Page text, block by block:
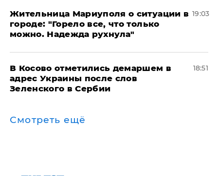
Жительница Мариуполя о ситуации в
городе: "Горело все, что только
можно. Надежда рухнула"
19:03
В Косово отметились демаршем в
адрес Украины после слов
Зеленского в Сербии
18:51
Смотреть ещё